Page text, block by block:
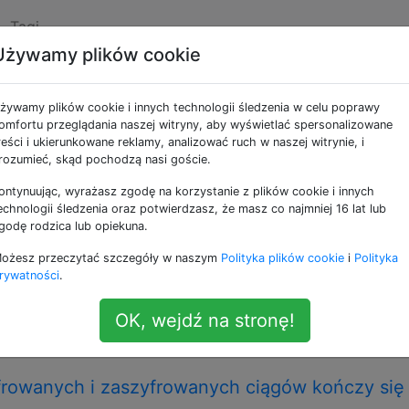
Tagi
jako hashing
dane o dowolnej długości na dane o stałej
skrótów, sumami skrótów, sumami kontrolnymi lub
najlepszy dla wyjątkowości i szybkości?
dla wyjątkowości i szybkości? Przykłady (dobrych)
Wiem, że istnieją rzeczy takie jak SHA-256 i tym
tak, aby były bezpieczne , co zwykle
unikalne . Chcę algorytmu skrótu zaprojektowanego …
i zaszyfrowanych ciągów kończy się
plików cookie
plików cookie i innych technologii śledzenia w celu poprawy
przeglądania naszej witryny, aby wyświetlać spersonalizowane
i ukierunkowane reklamy, analizować ruch w naszej witrynie, i
skąd pochodzą nasi goście.
wyrażasz zgodę na korzystanie z plików cookie i innych
śledzenia oraz potwierdzasz, że masz co najmniej 16 lat lub
rodzica lub opiekuna.
przeczytać szczegóły w naszym Polityka plików cookie i Polityka
.
OK, wejdź na stronę!